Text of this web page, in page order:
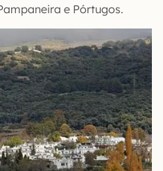
e Pórtugos.